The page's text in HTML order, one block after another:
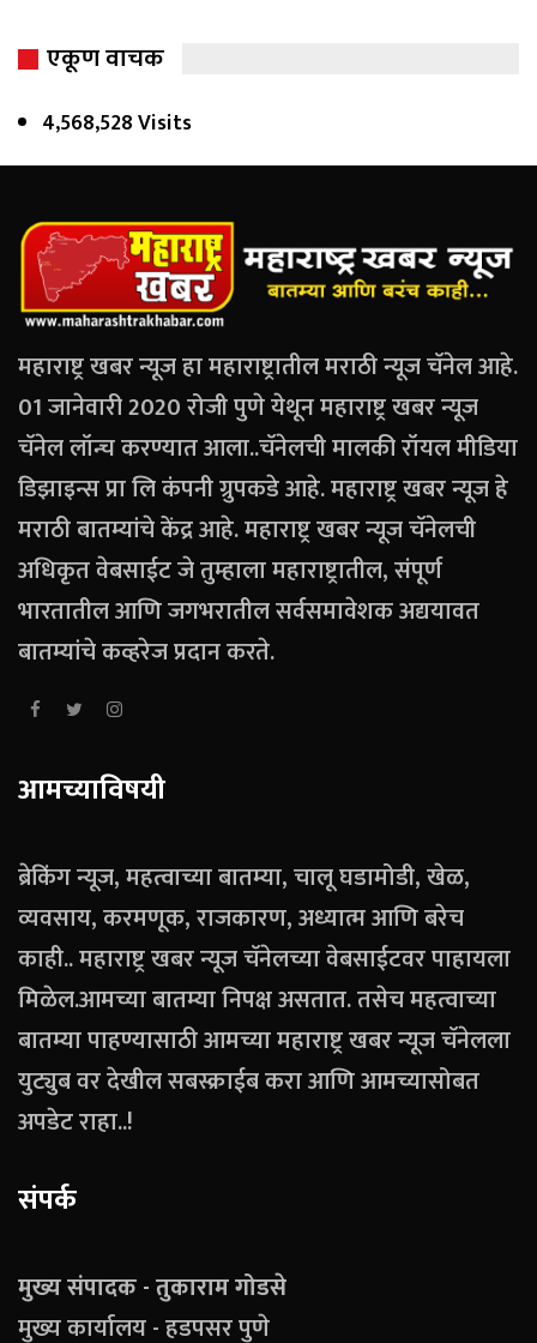
एकूण वाचक
4,568,528 Visits
महाराष्ट्र खबर न्यूज हा महाराष्ट्रातील मराठी न्यूज चॅनेल आहे.
01 जानेवारी 2020 रोजी पुणे येथून महाराष्ट्र खबर न्यूज
चॅनेल लॉन्च करण्यात आला..चॅनेलची मालकी रॉयल मीडिया
डिझाइन्स प्रा लि कंपनी ग्रुपकडे आहे. महाराष्ट्र खबर न्यूज हे
मराठी बातम्यांचे केंद्र आहे. महाराष्ट्र खबर न्यूज चॅनेलची
अधिकृत वेबसाईट जे तुम्हाला महाराष्ट्रातील, संपूर्ण
भारतातील आणि जगभरातील सर्वसमावेशक अद्ययावत
बातम्यांचे कव्हरेज प्रदान करते.
आमच्याविषयी
ब्रेकिंग न्यूज, महत्वाच्या बातम्या, चालू घडामोडी, खेळ,
व्यवसाय, करमणूक, राजकारण, अध्यात्म आणि बरेच
काही.. महाराष्ट्र खबर न्यूज चॅनेलच्या वेबसाईटवर पाहायला
मिळेल.आमच्या बातम्या निपक्ष असतात. तसेच महत्वाच्या
बातम्या पाहण्यासाठी आमच्या महाराष्ट्र खबर न्यूज चॅनेलला
युट्युब वर देखील सबस्क्राईब करा आणि आमच्यासोबत
अपडेट राहा..!
संपर्क
मुख्य संपादक - तुकाराम गोडसे
मुख्य कार्यालय - हडपसर पुणे